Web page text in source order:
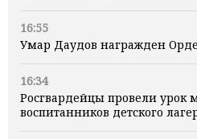
16:55
Умар Даудов награжден
16:34
Росгвардейцы провели урок
воспитанников детского